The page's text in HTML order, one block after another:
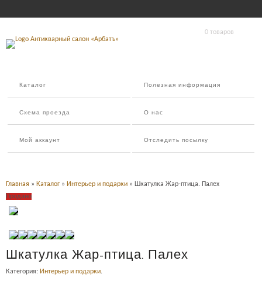
0 товаров
Каталог Полезная информация
Схема проезда О нас
Мой аккаунт Отследить посылку
Главная » Каталог » Интерьер и подарки » Шкатулка Жар-птица. Палех
Продано
Шкатулка Жар-птица. Палех
Категория: Интерьер и подарки.